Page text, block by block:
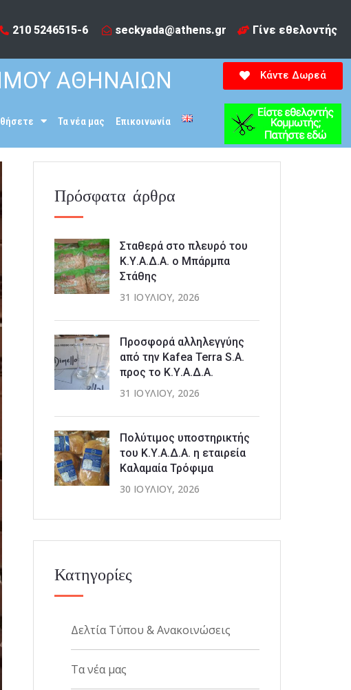
210 5246515-6​ seckyada@athens.gr Γίνε εθελοντής
ΑΘΗΝΑΙΩΝ
Τα νέα μας Επικοινωνία
Κάντε Δωρεά
Πρόσφατα άρθρα
Σταθερά στο πλευρό του
Κ.Υ.Α.Δ.Α. ο Μπάρμπα
Στάθης
31 ΙΟΥΛΊΟΥ, 2026
Προσφορά αλληλεγγύης
από την Kafea Terra S.A.
προς το Κ.Υ.Α.Δ.Α.
31 ΙΟΥΛΊΟΥ, 2026
Πολύτιμος υποστηρικτής
του Κ.Υ.Α.Δ.Α. η εταιρεία
Καλαμαία Τρόφιμα
30 ΙΟΥΛΊΟΥ, 2026
Κατηγορίες
Δελτία Τύπου & Ανακοινώσεις
Τα νέα μας